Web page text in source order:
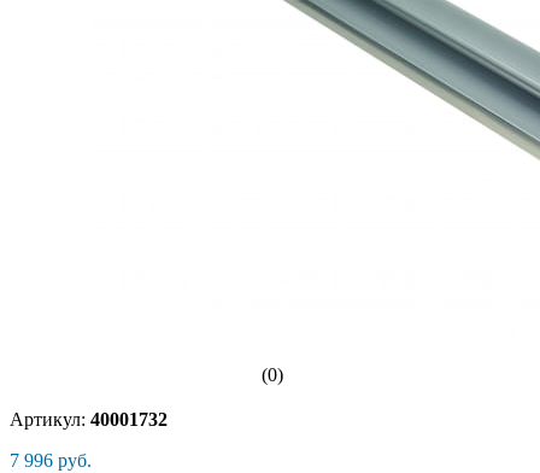
(0)
Артикул: 40001732
7 996 руб.